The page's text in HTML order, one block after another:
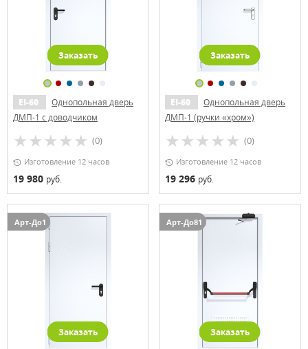
Заказать
EI-60
Однопольная дверь
ДМП-1 с доводчиком
(0)
Изготовление 12 часов
19 980 руб.
Заказать
EI-60
Однопольная дверь
ДМП-1 (ручки «хром»)
(0)
Изготовление 12 часов
19 296 руб.
Арт-До1
Заказать
Арт-До81
Заказать